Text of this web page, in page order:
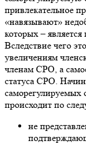
привлекательное
«навязывают»
которых –
Вследствие чего
увеличениям
членам СРО, а
статуса СРО.
саморегулируемых
происходит по
не